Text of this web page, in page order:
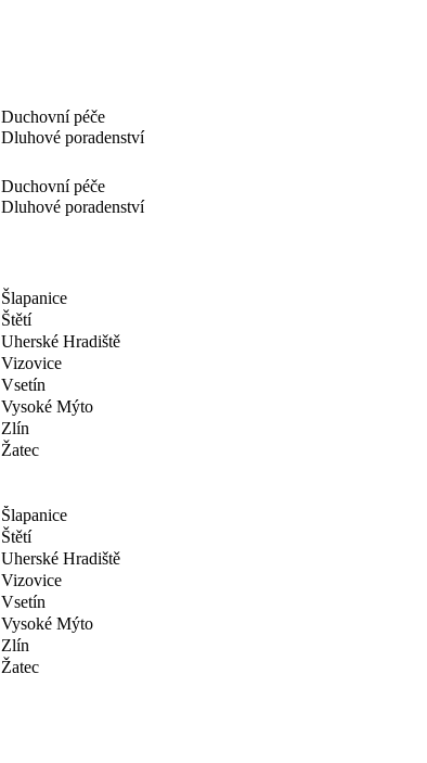
Duchovní péče
Dluhové poradenství
Duchovní péče
Dluhové poradenství
Šlapanice
Štětí
Uherské Hradiště
Vizovice
Vsetín
Vysoké Mýto
Zlín
Žatec
Šlapanice
Štětí
Uherské Hradiště
Vizovice
Vsetín
Vysoké Mýto
Zlín
Žatec